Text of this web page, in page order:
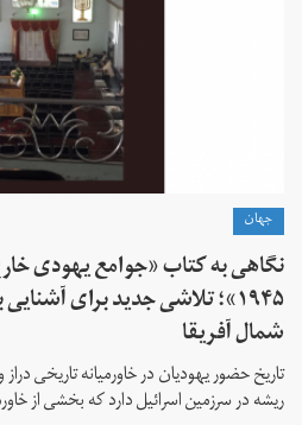
جهان
نگاهی به کتاب «جوامع یهودی
۱۹۴۵»؛ تلاشی جدید برای
شمال آفریقا
تاریخ حضور یهودیان در خاورمیانه تاریخی
ریشه در سرزمین اسرائیل دارد که بخشی از